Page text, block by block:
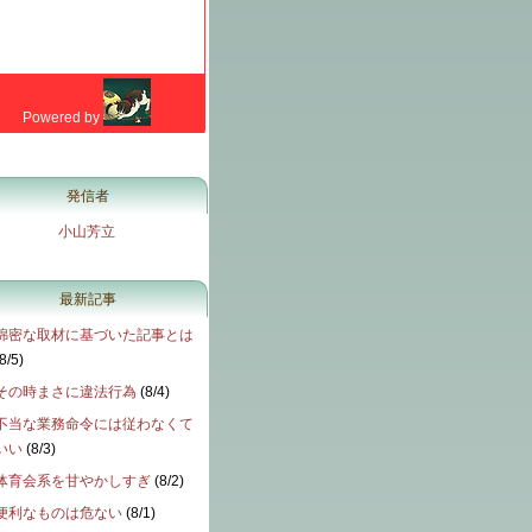
発信者
小山芳立
最新記事
密な取材に基づいた記事とは
8/5)
の時まさに違法行為 (8/4)
当な業務命令には従わなくて
い (8/3)
育会系を甘やかしすぎ (8/2)
利なものは危ない (8/1)